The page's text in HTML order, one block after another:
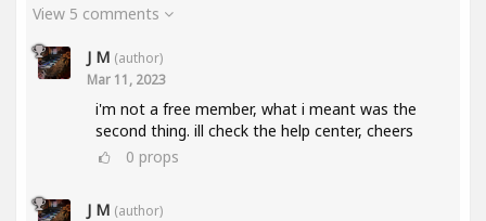
View 5 comments
J M (author)
Mar 11, 2023
i'm not a free member, what i meant was the
second thing. ill check the help center, cheers
0 props
J M (author)